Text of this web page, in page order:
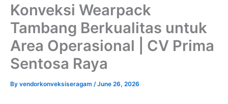
Konveksi Wearpack
Tambang Berkualitas untuk
Area Operasional | CV Prima
Sentosa Raya
By vendorkonveksiseragam /June 26, 2026